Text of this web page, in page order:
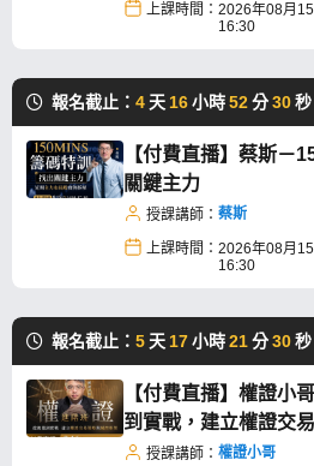
上課時間： 2026年08月
16:30
報名截止： 4 天16小時52分29秒
【付費直播】蔡斯－
關鍵主力
授課講師： 蔡斯
上課時間： 2026年08月
16:30
報名截止： 5 天17小時21分29秒
【付費直播】權證小
到實戰，建立權證交
授課講師： 權證小哥